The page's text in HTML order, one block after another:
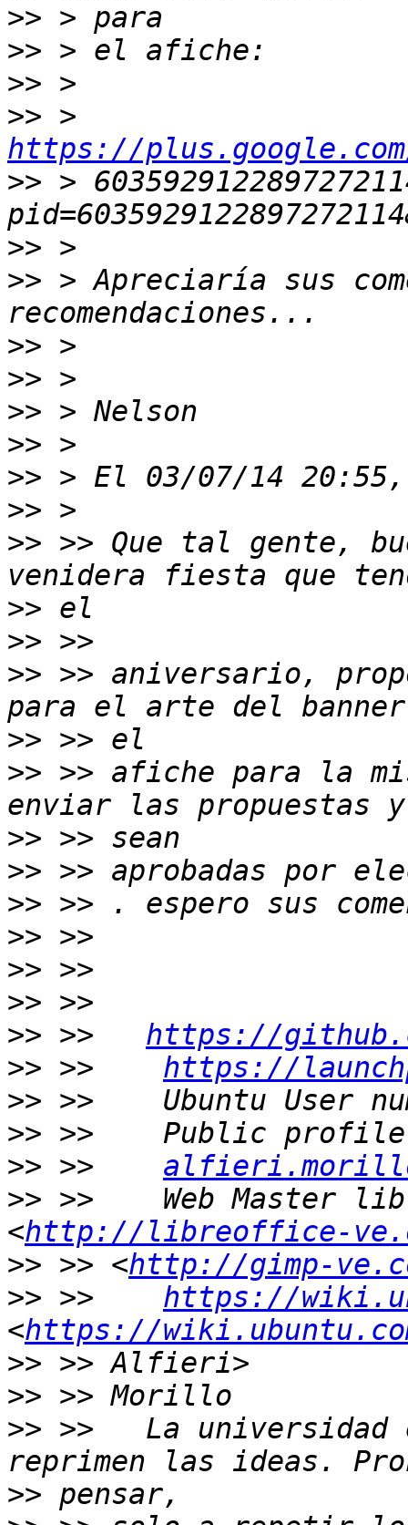
>>
>>
>>
>>
https://plus.google.com/
>> >
>>
>> > Apreciaría sus
>>
>>
>>
>>
>>
>>
>> >> Que tal gente,
>>
>>
>> >> aniversario,
>>
>> >> afiche para la
>>
>>
>>
>>
>>
>>
>> >> https://
>> >> https://
>>
>>
>> >>
>> >>    Web Master
<http://libreoffice-
>> >> <http://gimp-
>> >> https://
<https://
>>
>>
>> >>   La universidad
>>